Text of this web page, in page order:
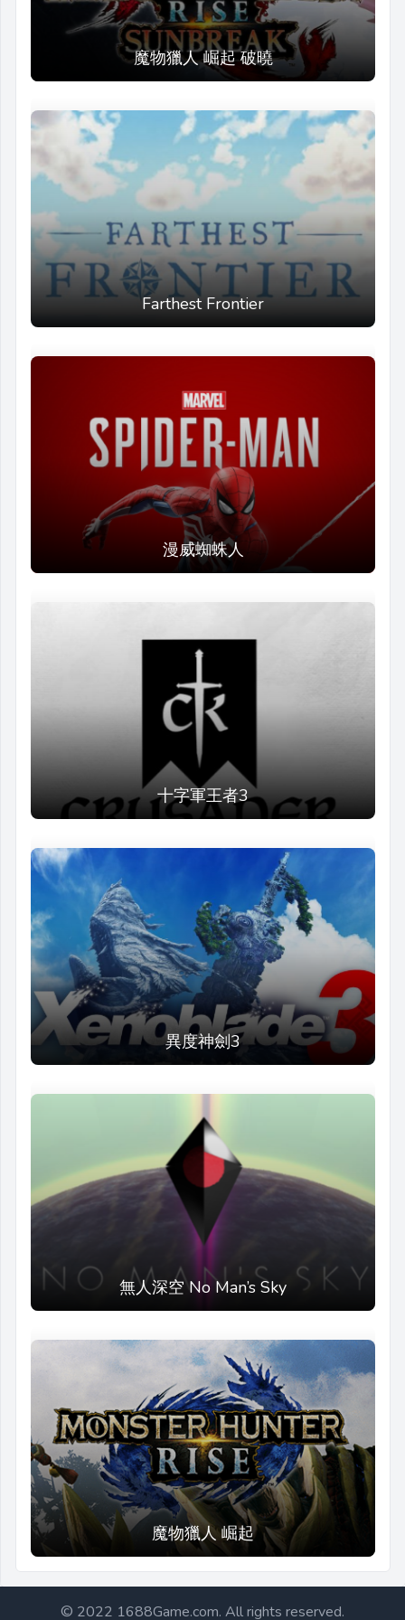
魔物獵人 崛起 破曉
Farthest Frontier
漫威蜘蛛人
十字軍王者3
異度神劍3
無人深空 No Man’s Sky
魔物獵人 崛起
© 2022 1688Game.com. All rights reserved.